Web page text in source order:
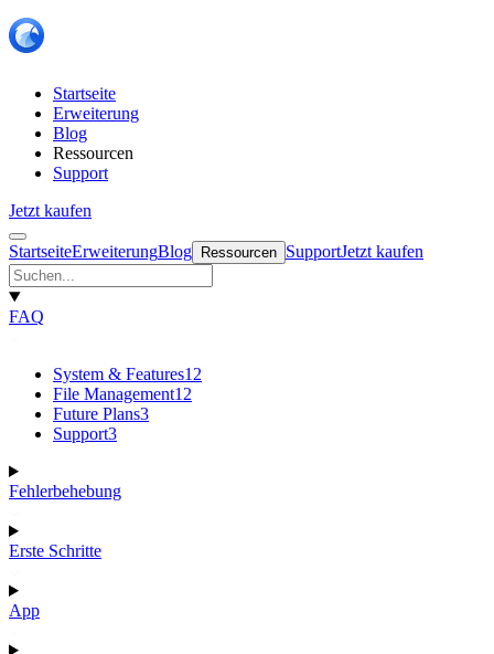
Startseite
Erweiterung
Blog
Ressourcen
Support
Jetzt kaufen
StartseiteErweiterungBlog Ressourcen SupportJetzt kaufen
FAQ
System & Features12
File Management12
Future Plans3
Support3
Fehlerbehebung
Erste Schritte
App